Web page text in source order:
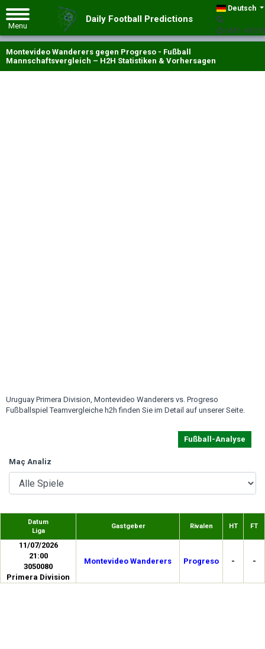
Deutsch
GMT +00:00
Daily Football Predictions
Montevideo Wanderers gegen Progreso - Fußball
Mannschaftsvergleich – H2H Statistiken & Vorhersagen
Uruguay Primera Division, Montevideo Wanderers vs. Progreso
Fußballspiel Teamvergleiche h2h finden Sie im Detail auf unserer Seite.
Fußball-Analyse
Maç Analiz
Datum
Liga
Gastgeber Rivalen HT FT
11/07/2026
21:00
3050080
Primera Division
Montevideo Wanderers Progreso - -